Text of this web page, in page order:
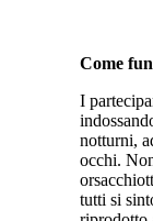
Come
I
notturni,
occhi.
tutti si